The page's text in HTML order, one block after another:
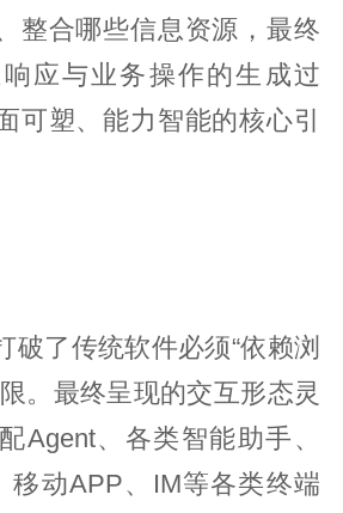
整合哪些信息资源，最终
应与业务操作的生成过
可塑、能力智能的核心引
破了传统软件必须“依赖浏
。最终呈现的交互形态灵
Agent、各类智能助手、
移动APP、IM等各类终端